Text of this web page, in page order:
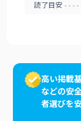
読了目安
高い掲載
などの安
者選びを